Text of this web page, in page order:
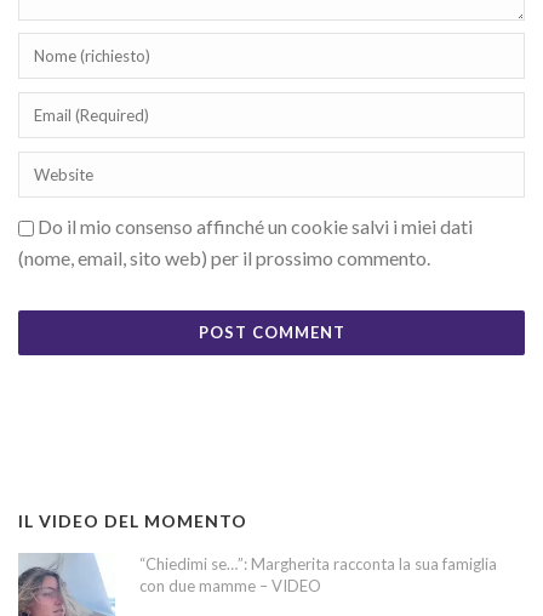
Do il mio consenso affinché un cookie salvi i miei dati
(nome, email, sito web) per il prossimo commento.
IL VIDEO DEL MOMENTO
“Chiedimi se…”: Margherita racconta la sua famiglia
con due mamme – VIDEO